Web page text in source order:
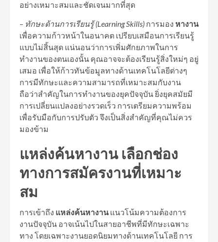
อย่างเหมาะสมและชัดเจนมากที่สุด
– ทักษะด้านการเรียนรู้(Learning Skills) การมอง หางาน
เพื่อความก้าวหน้าในอนาคต เปรียบเสมือนการเรียนรู้
แบบไม่สิ้นสุด แน่นอนว่าการเพิ่มศักยภาพในการ
ทำงานของตนเองนั้น คุณอาจจะต้องเรียนรู้สิ่งใหม่ๆ อยู่
เสมอ เพื่อให้ก้าวทันข้อมูลทางด้านเทคโนโลยีต่างๆ
การมีทักษะและความสามารถที่เหมาะสมกับงาน
ถือว่าสำคัญในการทำงานของยุคปัจจุบัน ยิ่งยุคสมัยมี
การเปลี่ยนแปลงอย่างรวดเร็ว การเตรียมความพร้อม
เพื่อรับมือกับการปรับตัว จึงเป็นสิ่งสำคัญที่คุณไม่ควร
มองข้าม
แหล่งค้นหางาน เลือกช่อง
ทางการสมัครงานที่เหมาะ
สม
การเข้าถึง แหล่งค้นหางานแนวโน้มความต้องการ
งานปัจจุบัน อาจเน้นไปในสายอาชีพที่มีทักษะเฉพาะ
ทาง โดยเฉพาะงานยอดนิยมทางด้านเทคโนโลยี การ